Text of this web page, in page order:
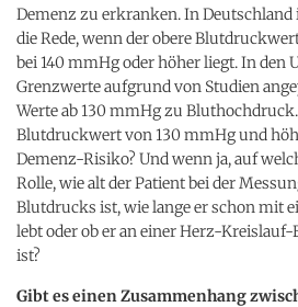
Demenz zu erkranken. In
die Rede, wenn der obere
bei 140 mmHg oder höher liegt. In den
Grenzwerte aufgrund von Studien
Werte ab 130 mmHg zu
Blutdruckwert von 130 mmHg und
Demenz-Risiko? Und wenn ja, auf
Rolle, wie alt der Patient bei der
Blutdrucks ist, wie lange er schon mit
lebt oder ob er an einer Herz-
ist?
Gibt es einen Zusammenhang